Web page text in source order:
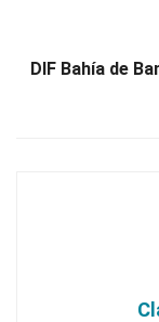
DIF Bahía de